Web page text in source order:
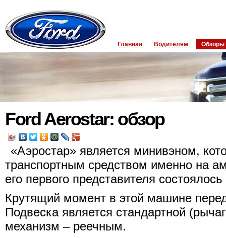
Главная Водителям Обзоры
Ford Aerostar: обзор
«Аэростар» является минивэном,
транспортным средством именно на
его первого представителя
Крутящий момент в этой машине
Подвеска является стандартной
механизм – реечным.